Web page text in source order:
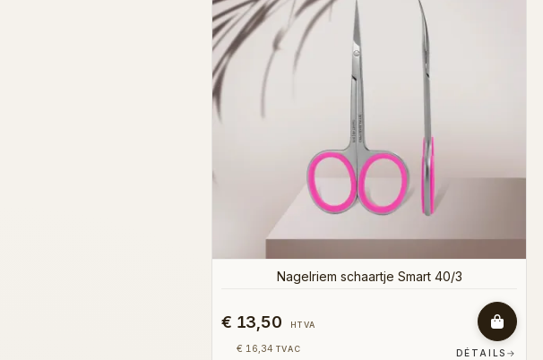
Nagelriem schaartje Smart 40/3
€ 13,50 HTVA
€ 16,34 TVAC DÉTAILS →